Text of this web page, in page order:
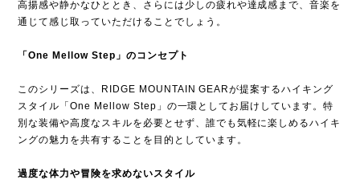
高揚感や静かなひととき、さらには少しの疲れや達成感まで、音楽を
通じて感じ取っていただけることでしょう。
「One Mellow Step」のコンセプト
このシリーズは、RIDGE MOUNTAIN GEARが提案するハイキング
スタイル「One Mellow Step」の一環としてお届けしています。特
別な装備や高度なスキルを必要とせず、誰でも気軽に楽しめるハイキ
ングの魅力を共有することを目的としています。
過度な体力や冒険を求めないスタイル